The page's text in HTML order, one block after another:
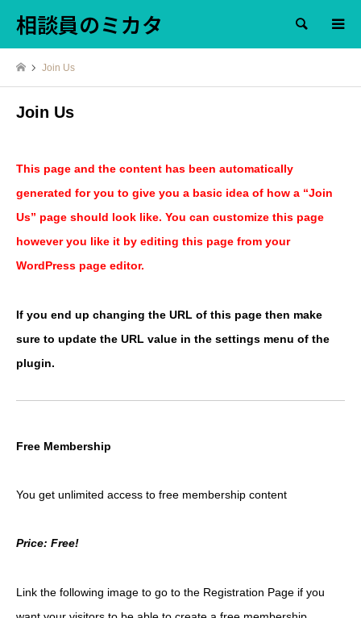
相談員のミカタ 検索
Join Us
Join Us
This page and the content has been automatically
generated for you to give you a basic idea of how a “Join
Us” page should look like. You can customize this page
however you like it by editing this page from your
WordPress page editor.
If you end up changing the URL of this page then make
sure to update the URL value in the settings menu of the
plugin.
Free Membership
You get unlimited access to free membership content
Price: Free!
Link the following image to go to the Registration Page if you